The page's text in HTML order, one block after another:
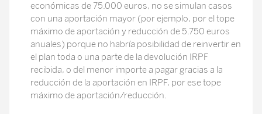
económicas de 75.000 euros, no se simulan casos
con una aportación mayor (por ejemplo, por el tope
máximo de aportación y reducción de 5.750 euros
anuales) porque no habría posibilidad de reinvertir en
el plan toda o una parte de la devolución IRPF
recibida, o del menor importe a pagar gracias a la
reducción de la aportación en IRPF, por ese tope
máximo de aportación/reducción.